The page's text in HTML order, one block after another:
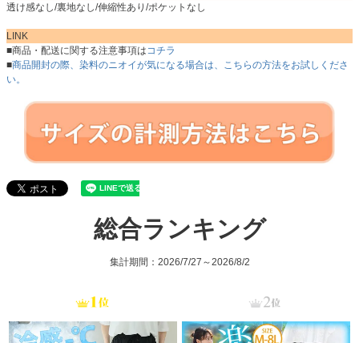
透け感なし/裏地なし/伸縮性あり/ポケットなし
LINK
■商品・配送に関する注意事項はコチラ
■商品開封の際、染料のニオイが気になる場合は、こちらの方法をお試しくださ
い。
総合ランキング
集計期間：2026/7/27～2026/8/2